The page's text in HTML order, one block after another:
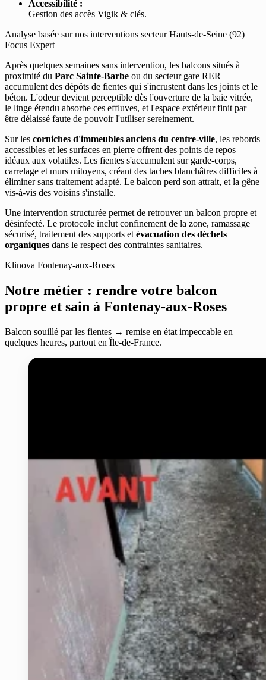
Accessibilité :
Gestion des accès Vigik & clés.
Analyse basée sur nos interventions secteur Hauts-de-Seine (92)
Focus Expert
Après quelques semaines sans intervention, les balcons situés à
proximité du Parc Sainte-Barbe ou du secteur gare RER
accumulent des dépôts de fientes qui s'incrustent dans les joints et le
béton. L'odeur devient perceptible dès l'ouverture de la baie vitrée,
le linge étendu absorbe ces effluves, et l'espace extérieur finit par
être délaissé faute de pouvoir l'utiliser sereinement.
Sur les corniches d'immeubles anciens du centre-ville, les rebords
accessibles et les surfaces en pierre offrent des points de repos
idéaux aux volatiles. Les fientes s'accumulent sur garde-corps,
carrelage et murs mitoyens, créant des taches blanchâtres difficiles à
éliminer sans traitement adapté. Le balcon perd son attrait, et la gêne
vis-à-vis des voisins s'installe.
Une intervention structurée permet de retrouver un balcon propre et
désinfecté. Le protocole inclut confinement de la zone, ramassage
sécurisé, traitement des supports et évacuation des déchets
organiques dans le respect des contraintes sanitaires.
Klinova Fontenay-aux-Roses
Notre métier : rendre votre balcon
propre et sain à Fontenay-aux-Roses
Balcon souillé par les fientes → remise en état impeccable en
quelques heures, partout en Île-de-France.